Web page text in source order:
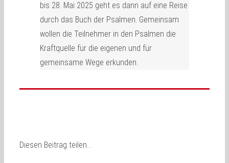
bis 28. Mai 2025 geht es dann auf eine Reise
durch das Buch der Psalmen. Gemeinsam
wollen die Teilnehmer in den Psalmen die
Kraftquelle für die eigenen und für
gemeinsame Wege erkunden.
Diesen Beitrag teilen…